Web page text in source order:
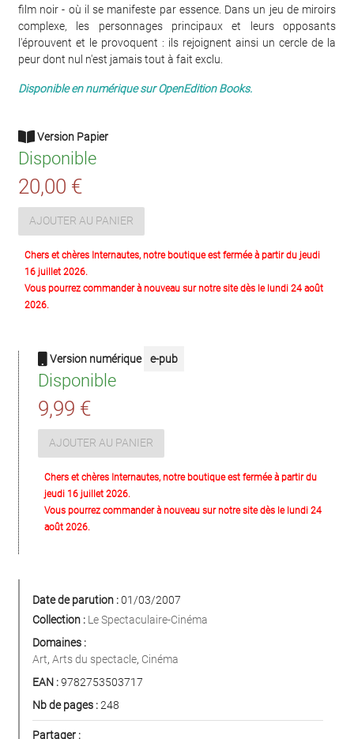
film noir - où il se manifeste par essence. Dans un jeu de miroirs
complexe, les personnages principaux et leurs opposants
l'éprouvent et le provoquent : ils rejoignent ainsi un cercle de la
peur dont nul n'est jamais tout à fait exclu.
Disponible en numérique sur OpenEdition Books.
Version Papier
Disponible
20,00 €
AJOUTER AU PANIER
Chers et chères Internautes, notre boutique est fermée à partir du jeudi
16 juillet 2026.
Vous pourrez commander à nouveau sur notre site dès le lundi 24 août
2026.
Version numérique e-pub
Disponible
9,99 €
AJOUTER AU PANIER
Chers et chères Internautes, notre boutique est fermée à partir du
jeudi 16 juillet 2026.
Vous pourrez commander à nouveau sur notre site dès le lundi 24
août 2026.
Date de parution :01/03/2007
Collection : Le Spectaculaire-Cinéma
Domaines :
Art, Arts du spectacle, Cinéma
EAN :9782753503717
Nb de pages :248
Partager :